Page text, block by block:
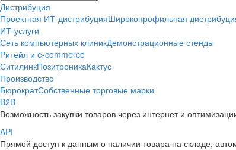
Дистрибуция
Проектная ИТ-дистрибуцияШирокопрофильная
ИТ-услуги
Сеть компьютерных клиникДемонстрационные стенды
Ритейл и e-commerce
СитилинкПозитроникаКактус
Производство
БюрократСобственные торговые марки
B2B
Возможность закупки товаров через интернет и
API
Прямой доступ к данным о наличии товара на складе,